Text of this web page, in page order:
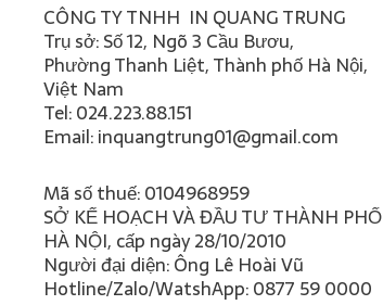
CÔNG TY TNHH IN QUANG TRUNG
Trụ sở: Số 12, Ngõ 3 Cầu Bươu,
Phường Thanh Liệt, Thành phố Hà Nội,
Việt Nam
Tel: 024.223.88.151
Email: inquangtrung01@gmail.com
Mã số thuế: 0104968959
SỞ KẾ HOẠCH VÀ ĐẦU TƯ THÀNH PHỐ
HÀ NỘI, cấp ngày 28/10/2010
Người đại diện: Ông Lê Hoài Vũ
Hotline/Zalo/WatshApp: 0877 59 0000